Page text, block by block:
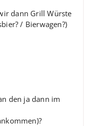
dann Grill Würste
/ Bierwagen?)
den ja dann im